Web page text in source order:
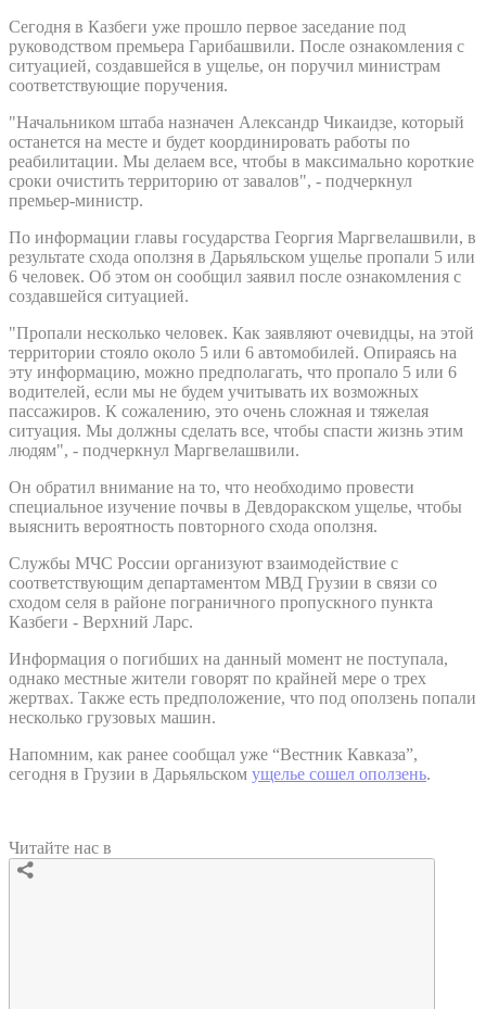
Сегодня в Казбеги уже прошло первое заседание под
руководством премьера Гарибашвили. После ознакомления с
ситуацией, создавшейся в ущелье, он поручил министрам
соответствующие поручения.
"Начальником штаба назначен Александр Чикаидзе, который
останется на месте и будет координировать работы по
реабилитации. Мы делаем все, чтобы в максимально короткие
сроки очистить территорию от завалов", - подчеркнул
премьер-министр.
По информации главы государства Георгия Маргвелашвили, в
результате схода оползня в Дарьяльском ущелье пропали 5 или
6 человек. Об этом он сообщил заявил после ознакомления с
создавшейся ситуацией.
"Пропали несколько человек. Как заявляют очевидцы, на этой
территории стояло около 5 или 6 автомобилей. Опираясь на
эту информацию, можно предполагать, что пропало 5 или 6
водителей, если мы не будем учитывать их возможных
пассажиров. К сожалению, это очень сложная и тяжелая
ситуация. Мы должны сделать все, чтобы спасти жизнь этим
людям", - подчеркнул Маргвелашвили.
Он обратил внимание на то, что необходимо провести
специальное изучение почвы в Девдоракском ущелье, чтобы
выяснить вероятность повторного схода оползня.
Службы МЧС России организуют взаимодействие с
соответствующим департаментом МВД Грузии в связи со
сходом селя в районе пограничного пропускного пункта
Казбеги - Верхний Ларс.
Информация о погибших на данный момент не поступала,
однако местные жители говорят по крайней мере о трех
жертвах. Также есть предположение, что под оползень попали
несколько грузовых машин.
Напомним, как ранее сообщал уже “Вестник Кавказа”,
сегодня в Грузии в Дарьяльском ущелье сошел оползень.
Читайте нас в